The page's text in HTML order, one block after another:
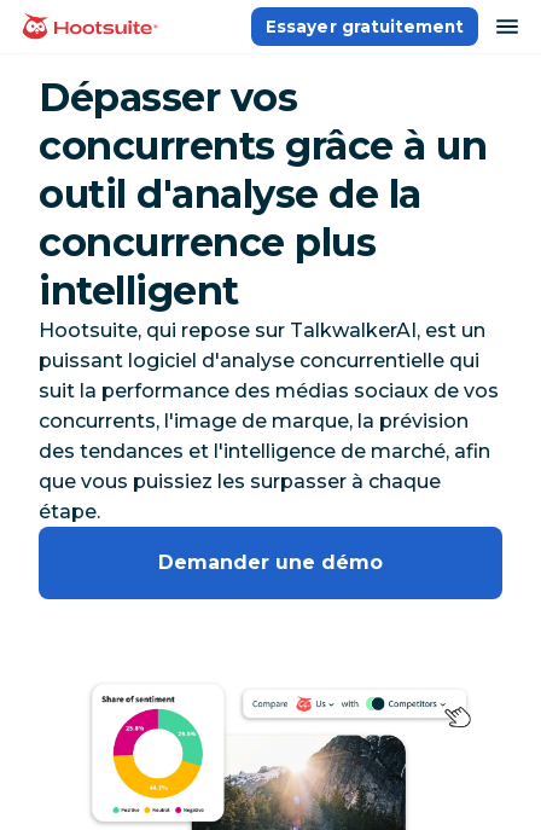
Aller
Accueil
Essayer gratuitement
Dépasser vos
concurrents grâce à un
outil d'analyse de la
concurrence plus
intelligent
Hootsuite, qui repose sur TalkwalkerAI, est un
puissant logiciel d'analyse concurrentielle qui
suit la performance des médias sociaux de vos
concurrents, l'image de marque, la prévision
des tendances et l'intelligence de marché, afin
que vous puissiez les surpasser à chaque
étape.
Demander une démo